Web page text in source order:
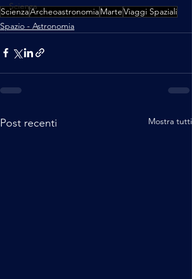
Scienza
ScienzaArcheoastronomiaMarteViaggi Spaziali
Spazio - Astronomia
Post recenti Mostra tutti